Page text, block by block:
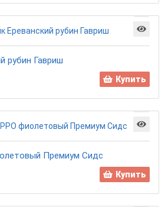
рубин Гавриш
Купить
Премиум Сидс
Купить